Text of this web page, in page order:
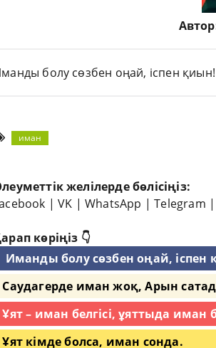
болу сөзбен оңай, іспен қиын!
иман
желілерде бөлісіңіз:
|VK |WhatsApp |Telegram
көріңіз 👇
Иманды болу сөзбен оңай, іспен
Саудагерде иман жоқ, Арын
Ұят – иман белгісі, ұяттыда иман
Ұят кімде болса, иман сонда.